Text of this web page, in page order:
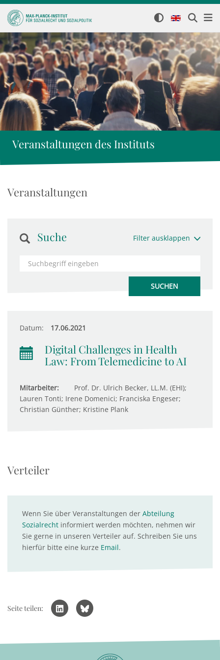
Veranstaltungen des Instituts
Veranstaltungen
Suche Filter ausklappen
Datum: 17.06.2021
Digital Challenges in Health
Law: From Telemedicine to AI
Mitarbeiter:
Prof. Dr. Ulrich Becker, LL.M. (EHI);
Lauren Tonti; Irene Domenici; Franciska Engeser;
Christian Günther; Kristine Plank
Verteiler
Wenn Sie über Veranstaltungen der Abteilung
Sozialrecht informiert werden möchten, nehmen wir
Sie gerne in unseren Verteiler auf. Schreiben Sie uns
hierfür bitte eine kurze Email.
Seite teilen: